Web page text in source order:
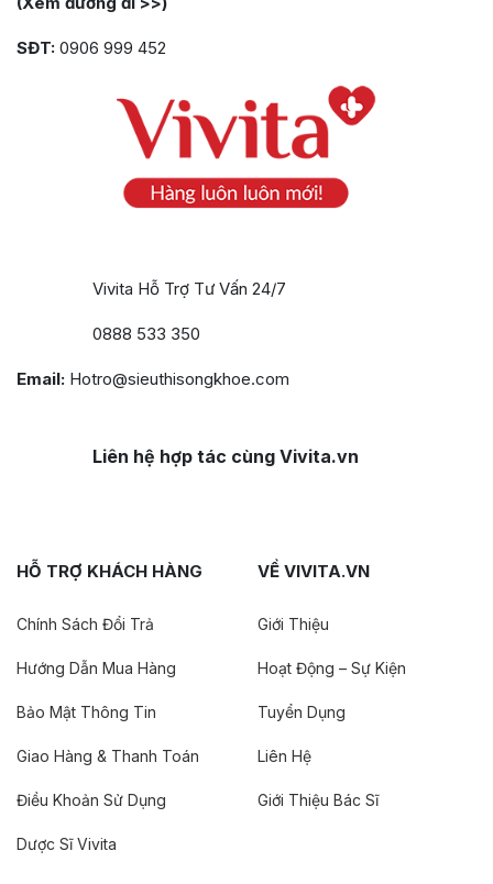
SĐT: 0906 999 452
Vivita Hỗ Trợ Tư Vấn 24/7
0888 533 350
Email: Hotro@sieuthisongkhoe.com
Liên hệ hợp tác cùng Vivita.vn
HỖ TRỢ KHÁCH HÀNG
Chính Sách Đổi Trả
Hướng Dẫn Mua Hàng
Bảo Mật Thông Tin
Giao Hàng & Thanh Toán
Điều Khoản Sử Dụng
Dược Sĩ Vivita
VỀ VIVITA.VN
Giới Thiệu
Hoạt Động – Sự Kiện
Tuyển Dụng
Liên Hệ
Giới Thiệu Bác Sĩ